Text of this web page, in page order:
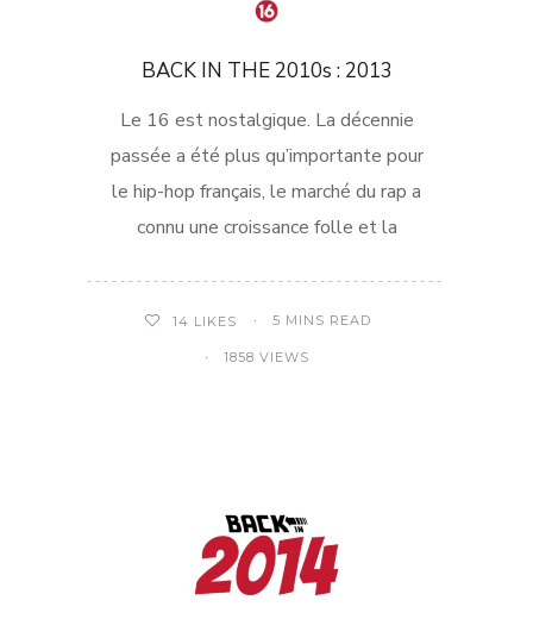
BACK IN THE 2010s : 2013
Le 16 est nostalgique. La décennie
passée a été plus qu’importante pour
le hip-hop français, le marché du rap a
connu une croissance folle et la
14 LIKES 5 MINS READ
1858 VIEWS